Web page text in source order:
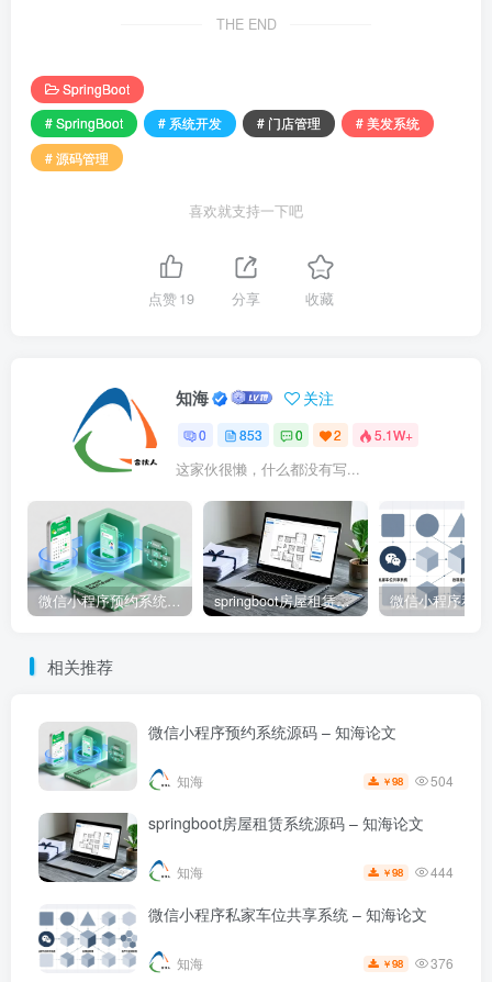
THE END
SpringBoot
# SpringBoot
# 系统开发 # 门店管理
# 美发系统
# 源码管理
喜欢就支持一下吧
点赞19 分享 收藏
知海 关注
0 853 0 2 5.1W+
这家伙很懒，什么都没有写...
微信小程序预约系统源码 – 知海论文 springboot房屋租赁系统源码 – 知海论文
相关推荐
微信小程序预约系统源码 – 知海论文
知海 ￥98 504
springboot房屋租赁系统源码 – 知海论文
知海 ￥98 444
微信小程序私家车位共享系统 – 知海论文
知海 ￥98 376